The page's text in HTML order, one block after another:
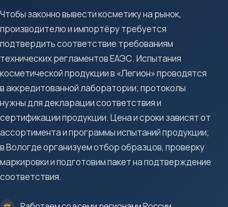
Чтобы законно вывести косметику на рынок,
производителю и импортёру требуется
подтвердить соответствие требованиям
технических регламентов ЕАЭС. Испытания
косметической продукции в «Легион» проводятся
в аккредитованной лаборатории; протоколы
нужны для декларации соответствия и
сертификации продукции. Цена и сроки зависят от
ассортимента и программы испытаний продукции;
в Вологде организуем отбор образцов, проверку
маркировки и подготовим пакет на подтверждение
соответствия.